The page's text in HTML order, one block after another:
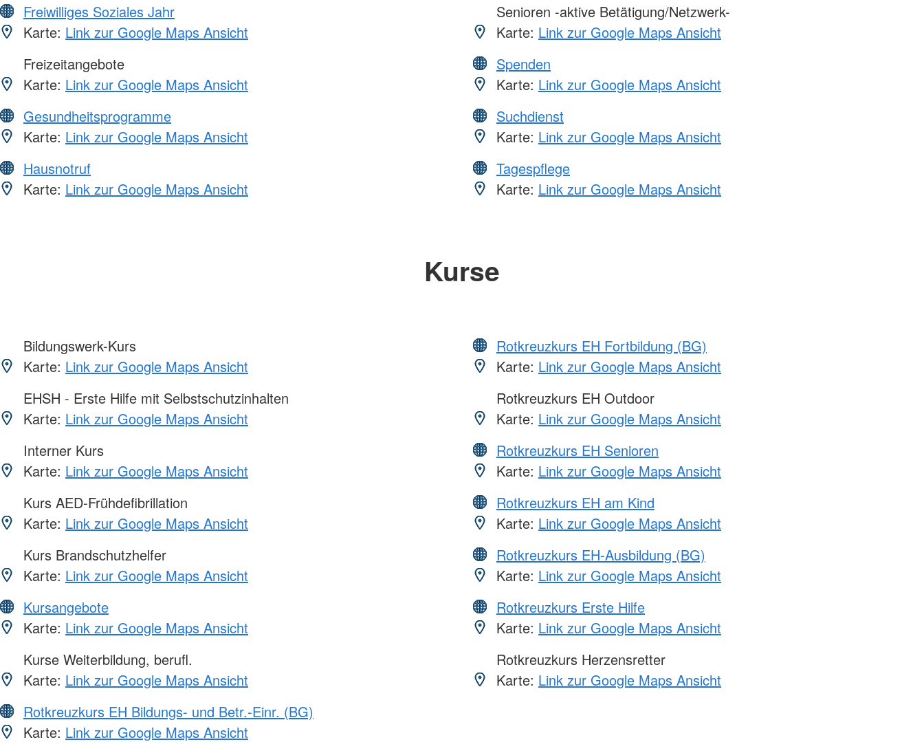
Freiwilliges Soziales Jahr
Karte: Link zur Google Maps Ansicht
Freizeitangebote
Karte: Link zur Google Maps Ansicht
Gesundheitsprogramme
Karte: Link zur Google Maps Ansicht
Hausnotruf
Karte: Link zur Google Maps Ansicht
Senioren -aktive Betätigung/Netzwerk-
Karte: Link zur Google Maps Ansicht
Spenden
Karte: Link zur Google Maps Ansicht
Suchdienst
Karte: Link zur Google Maps Ansicht
Tagespflege
Karte: Link zur Google Maps Ansicht
Kurse
Bildungswerk-Kurs
Karte: Link zur Google Maps Ansicht
EHSH - Erste Hilfe mit Selbstschutzinhalten
Karte: Link zur Google Maps Ansicht
Interner Kurs
Karte: Link zur Google Maps Ansicht
Kurs AED-Frühdefibrillation
Karte: Link zur Google Maps Ansicht
Kurs Brandschutzhelfer
Karte: Link zur Google Maps Ansicht
Kursangebote
Karte: Link zur Google Maps Ansicht
Kurse Weiterbildung, berufl.
Karte: Link zur Google Maps Ansicht
Rotkreuzkurs EH Bildungs- und Betr.-Einr. (BG)
Karte: Link zur Google Maps Ansicht
Rotkreuzkurs EH Fortbildung (BG)
Karte: Link zur Google Maps Ansicht
Rotkreuzkurs EH Outdoor
Karte: Link zur Google Maps Ansicht
Rotkreuzkurs EH Senioren
Karte: Link zur Google Maps Ansicht
Rotkreuzkurs EH am Kind
Karte: Link zur Google Maps Ansicht
Rotkreuzkurs EH-Ausbildung (BG)
Karte: Link zur Google Maps Ansicht
Rotkreuzkurs Erste Hilfe
Karte: Link zur Google Maps Ansicht
Rotkreuzkurs Herzensretter
Karte: Link zur Google Maps Ansicht